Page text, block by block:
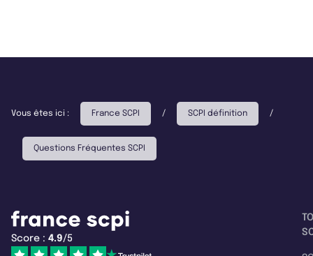
Vous êtes ici : France SCPI / SCPI définition /
Questions Fréquentes SCPI
Score : 4.9/5